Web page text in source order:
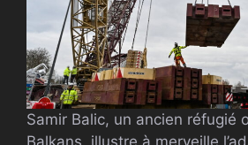
Samir Balic, un ancien réfugié
Balkans, illustre à merveille